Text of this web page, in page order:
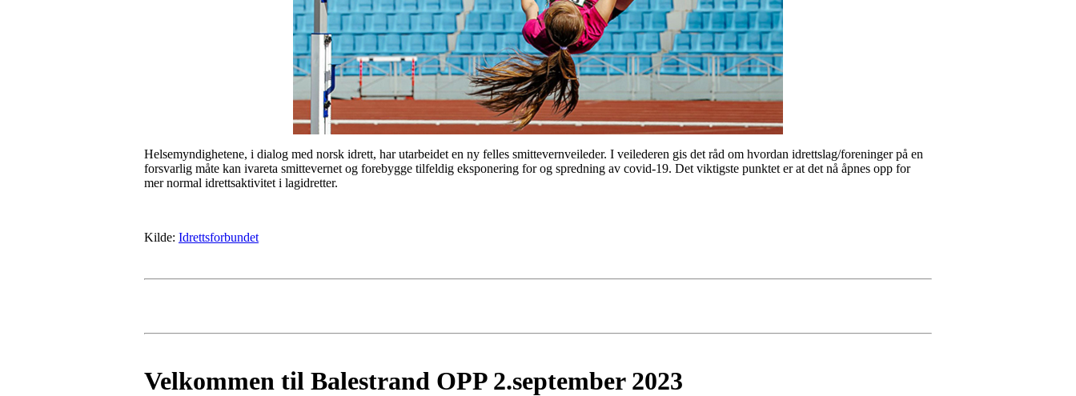
Helsemyndighetene, i dialog med norsk idrett, har utarbeidet en ny felles smittevernveileder. I veilederen gis det råd om hvordan idrettslag/foreninger på en
forsvarlig måte kan ivareta smittevernet og forebygge tilfeldig eksponering for og spredning av covid-19. Det viktigste punktet er at det nå åpnes opp for
mer normal idrettsaktivitet i lagidretter.
Kilde: Idrettsforbundet
Velkommen til Balestrand OPP 2.september 2023